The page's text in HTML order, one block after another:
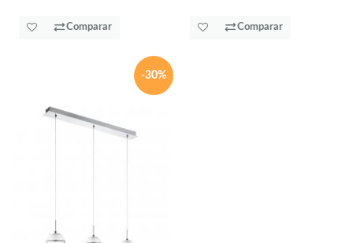
Comparar Comparar
-30%